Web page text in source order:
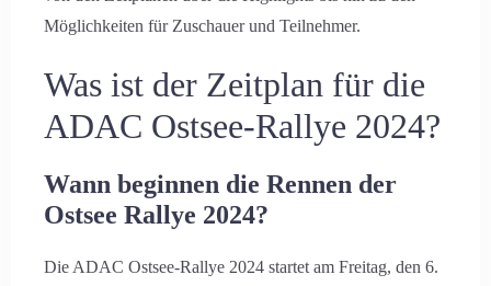
Möglichkeiten für Zuschauer und Teilnehmer.
Was ist der Zeitplan für die
ADAC Ostsee-Rallye 2024?
Wann beginnen die Rennen der
Ostsee Rallye 2024?
Die ADAC Ostsee-Rallye 2024 startet am Freitag, den 6.